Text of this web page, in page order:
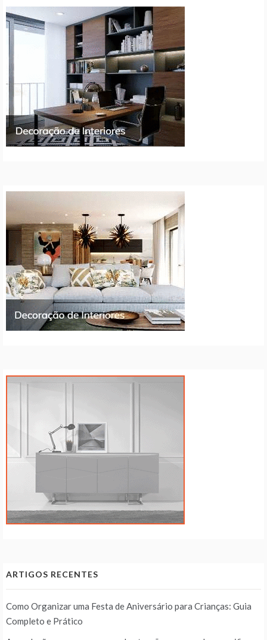
artigos
ARTIGOS RECENTES
Como Organizar uma Festa de Aniversário para Crianças: Guia
Completo e Prático